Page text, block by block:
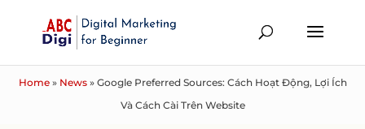
Home» News» Google Preferred Sources: Cách Hoạt Động, Lợi Ích
Và Cách Cài Trên Website